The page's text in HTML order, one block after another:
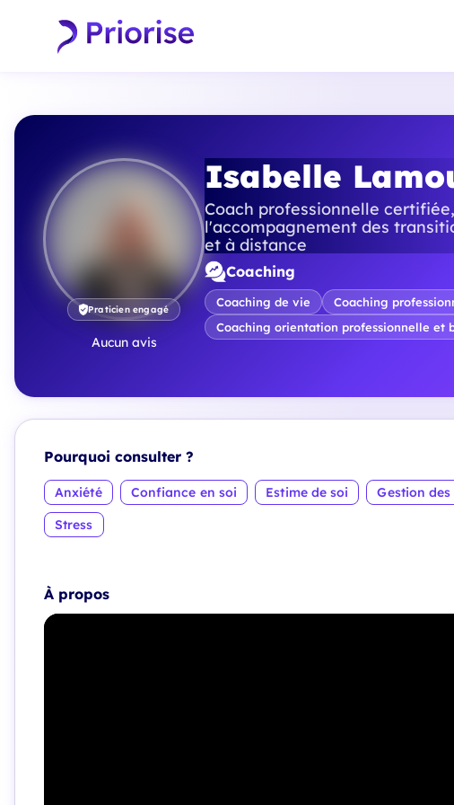
Praticien engagé
Aucun avis
Isabelle
Coach professionnelle
l'accompagnement des
et à distance
Coaching
Coaching de vie
Coaching
Coaching orientation professionnelle et
Pourquoi consulter ?
Anxiété Confiance en soi Estime de soi Gestion
Stress
À propos